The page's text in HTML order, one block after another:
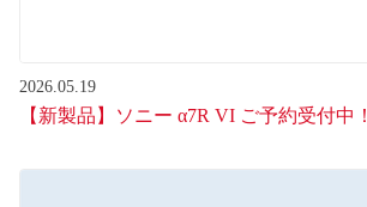
2026.05.19
【新製品】ソニー α7R VI ご予約受付中！